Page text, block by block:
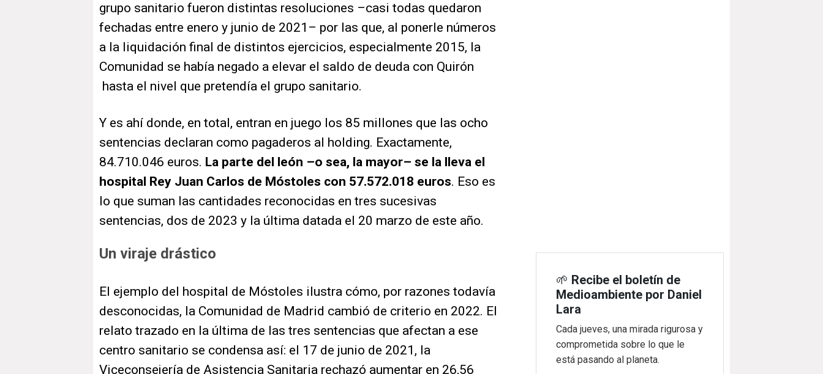
grupo sanitario fueron distintas resoluciones –casi todas quedaron
fechadas entre enero y junio de 2021– por las que, al ponerle números
a la liquidación final de distintos ejercicios, especialmente 2015, la
Comunidad se había negado a elevar el saldo de deuda con Quirón
hasta el nivel que pretendía el grupo sanitario.
Y es ahí donde, en total, entran en juego los 85 millones que las ocho
sentencias declaran como pagaderos al holding. Exactamente,
84.710.046 euros. La parte del león –o sea, la mayor– se la lleva el
hospital Rey Juan Carlos de Móstoles con 57.572.018 euros. Eso es
lo que suman las cantidades reconocidas en tres sucesivas
sentencias, dos de 2023 y la última datada el 20 marzo de este año.
Un viraje drástico
El ejemplo del hospital de Móstoles ilustra cómo, por razones todavía
desconocidas, la Comunidad de Madrid cambió de criterio en 2022. El
relato trazado en la última de las tres sentencias que afectan a ese
centro sanitario se condensa así: el 17 de junio de 2021, la
Viceconsejería de Asistencia Sanitaria rechazó aumentar en 26,56
🌱 Recibe el boletín de
Medioambiente por Daniel
Lara
Cada jueves, una mirada rigurosa y
comprometida sobre lo que le
está pasando al planeta.